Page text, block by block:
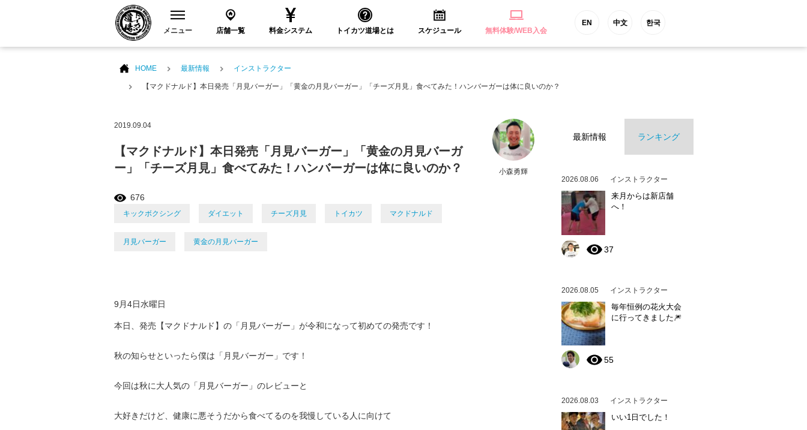
メニュー 店舗一覧 料金システム トイカツ道場とは スケジュール 無料体験/WEB入会
EN 中文 한국
HOME 最新情報 インストラクター
【マクドナルド】本日発売「月見バーガー」「黄金の月見バーガー」「チーズ月見」食べてみた！ハンバーガーは体に良いのか？
小森勇輝
2019.09.04
【マクドナルド】本日発売「月見バーガー」「黄金の月見バーガ
ー」「チーズ月見」食べてみた！ハンバーガーは体に良いのか？
676
キックボクシング ダイエット チーズ月見 トイカツ マクドナルド
月見バーガー 黄金の月見バーガー
9月4日水曜日
本日、発売【マクドナルド】の「月見バーガー」が令和になって初めての発売です！
秋の知らせといったら僕は「月見バーガー」です！
今回は秋に大人気の「月見バーガー」のレビューと
大好きだけど、健康に悪そうだから食べてるのを我慢している人に向けて
最新情報 ランキング
2026.08.06 インストラクター
来月からは新店舗
へ！
37
2026.08.05 インストラクター
毎年恒例の花火大会
に行ってきました🎆
55
2026.08.03 インストラクター
いい1日でした！